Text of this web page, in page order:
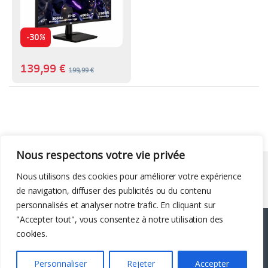
Nous respectons votre vie privée
Nous utilisons des cookies pour améliorer votre expérience
de navigation, diffuser des publicités ou du contenu
personnalisés et analyser notre trafic. En cliquant sur
"Accepter tout", vous consentez à notre utilisation des
cookies.
Personnaliser Rejeter Accepter
-30%
139,99€ 199,99€
Liens utiles